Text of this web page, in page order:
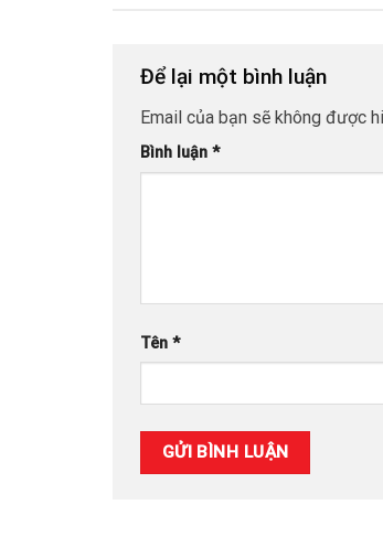
Để lại một bình luận
Email của bạn sẽ không được
Bình luận *
Tên *